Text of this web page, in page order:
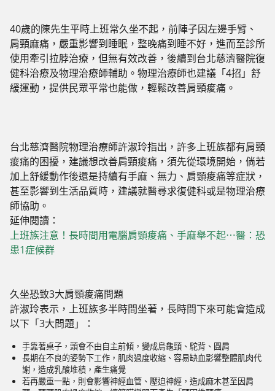
40歲的陳先生平時上班常久坐不起，前陣子因左邊手臂、
肩頸麻痛，嚴重影響到睡眠，整晚痛到睡不好，進而至診所
使用牽引拉脖治療，但無有效改善，後續到台北慈濟醫院復
健科治療及物理治療師輔助。物理治療師也建議「4招」舒
緩運動，提供民眾平常也能做，輕鬆改善肩頸痠痛。
台北慈濟醫院物理治療師許淑玲指出，許多上班族都有肩頸
痠痛的困擾，建議想改善肩頸痠痛，須先從環境開始，倘若
加上舒緩動作後還是持續有手麻、無力、肩頸痠痛等症狀，
甚至影響到生活品質時，建議就醫尋求復健科或是物理治療
師協助。
延伸閱讀：
上班族注意！長時間用電腦肩頸痠痛、手麻舉不起⋯醫：恐
患1症候群
久坐恐致3大肩頸痠痛問題
許淑玲表示，上班族多半時間坐著，長時間下來可能會造成
以下「3大問題」：
手靠著桌子，頭會不由自主前傾，變成烏龜頸、駝背、圓肩
長期在不良的姿勢下工作，肌肉過度收縮、容易缺血影響整體肌肉代
謝，造成乳酸堆積，產生痛覺
若再嚴重一點，則會影響神經血管、壓迫神經，造成麻木甚至因肩